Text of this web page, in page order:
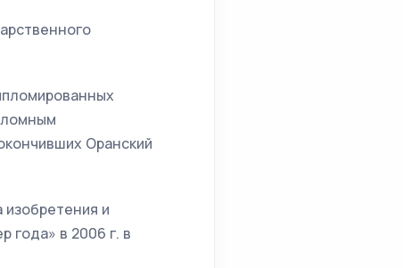
Оранский
и
года» в 2006 г. в